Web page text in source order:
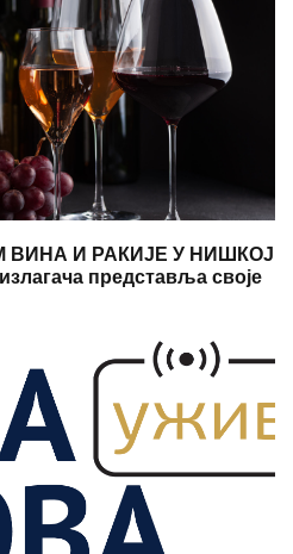
И РАКИЈЕ У НИШКОЈ
представља своје